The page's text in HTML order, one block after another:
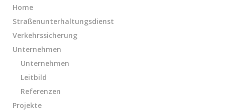
Home
Straßenunterhaltungsdienst
Verkehrssicherung
Unternehmen
Unternehmen
Leitbild
Referenzen
Projekte